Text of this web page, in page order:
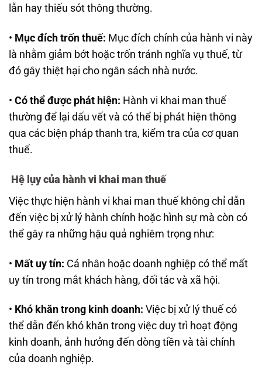
lẫn hay thiếu sót thông thường.
• Mục đích trốn thuế: Mục đích chính của hành vi này
là nhằm giảm bớt hoặc trốn tránh nghĩa vụ thuế, từ
đó gây thiệt hại cho ngân sách nhà nước.
• Có thể được phát hiện: Hành vi khai man thuế
thường để lại dấu vết và có thể bị phát hiện thông
qua các biện pháp thanh tra, kiểm tra của cơ quan
thuế.
Hệ lụy của hành vi khai man thuế
Việc thực hiện hành vi khai man thuế không chỉ dẫn
đến việc bị xử lý hành chính hoặc hình sự mà còn có
thể gây ra những hậu quả nghiêm trọng như:
• Mất uy tín: Cá nhân hoặc doanh nghiệp có thể mất
uy tín trong mắt khách hàng, đối tác và xã hội.
• Khó khăn trong kinh doanh: Việc bị xử lý thuế có
thể dẫn đến khó khăn trong việc duy trì hoạt động
kinh doanh, ảnh hưởng đến dòng tiền và tài chính
của doanh nghiệp.